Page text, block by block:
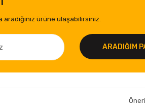
aradığınız ürüne ulaşabilirsiniz.
ARADIĞIM